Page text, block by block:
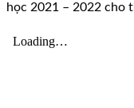
học 2021 – 2022 cho